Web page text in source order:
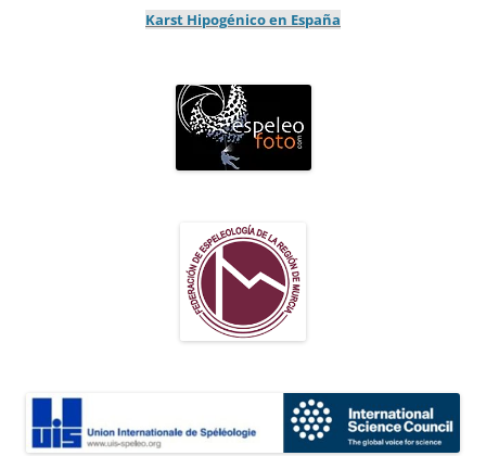
Karst Hipogénico en España